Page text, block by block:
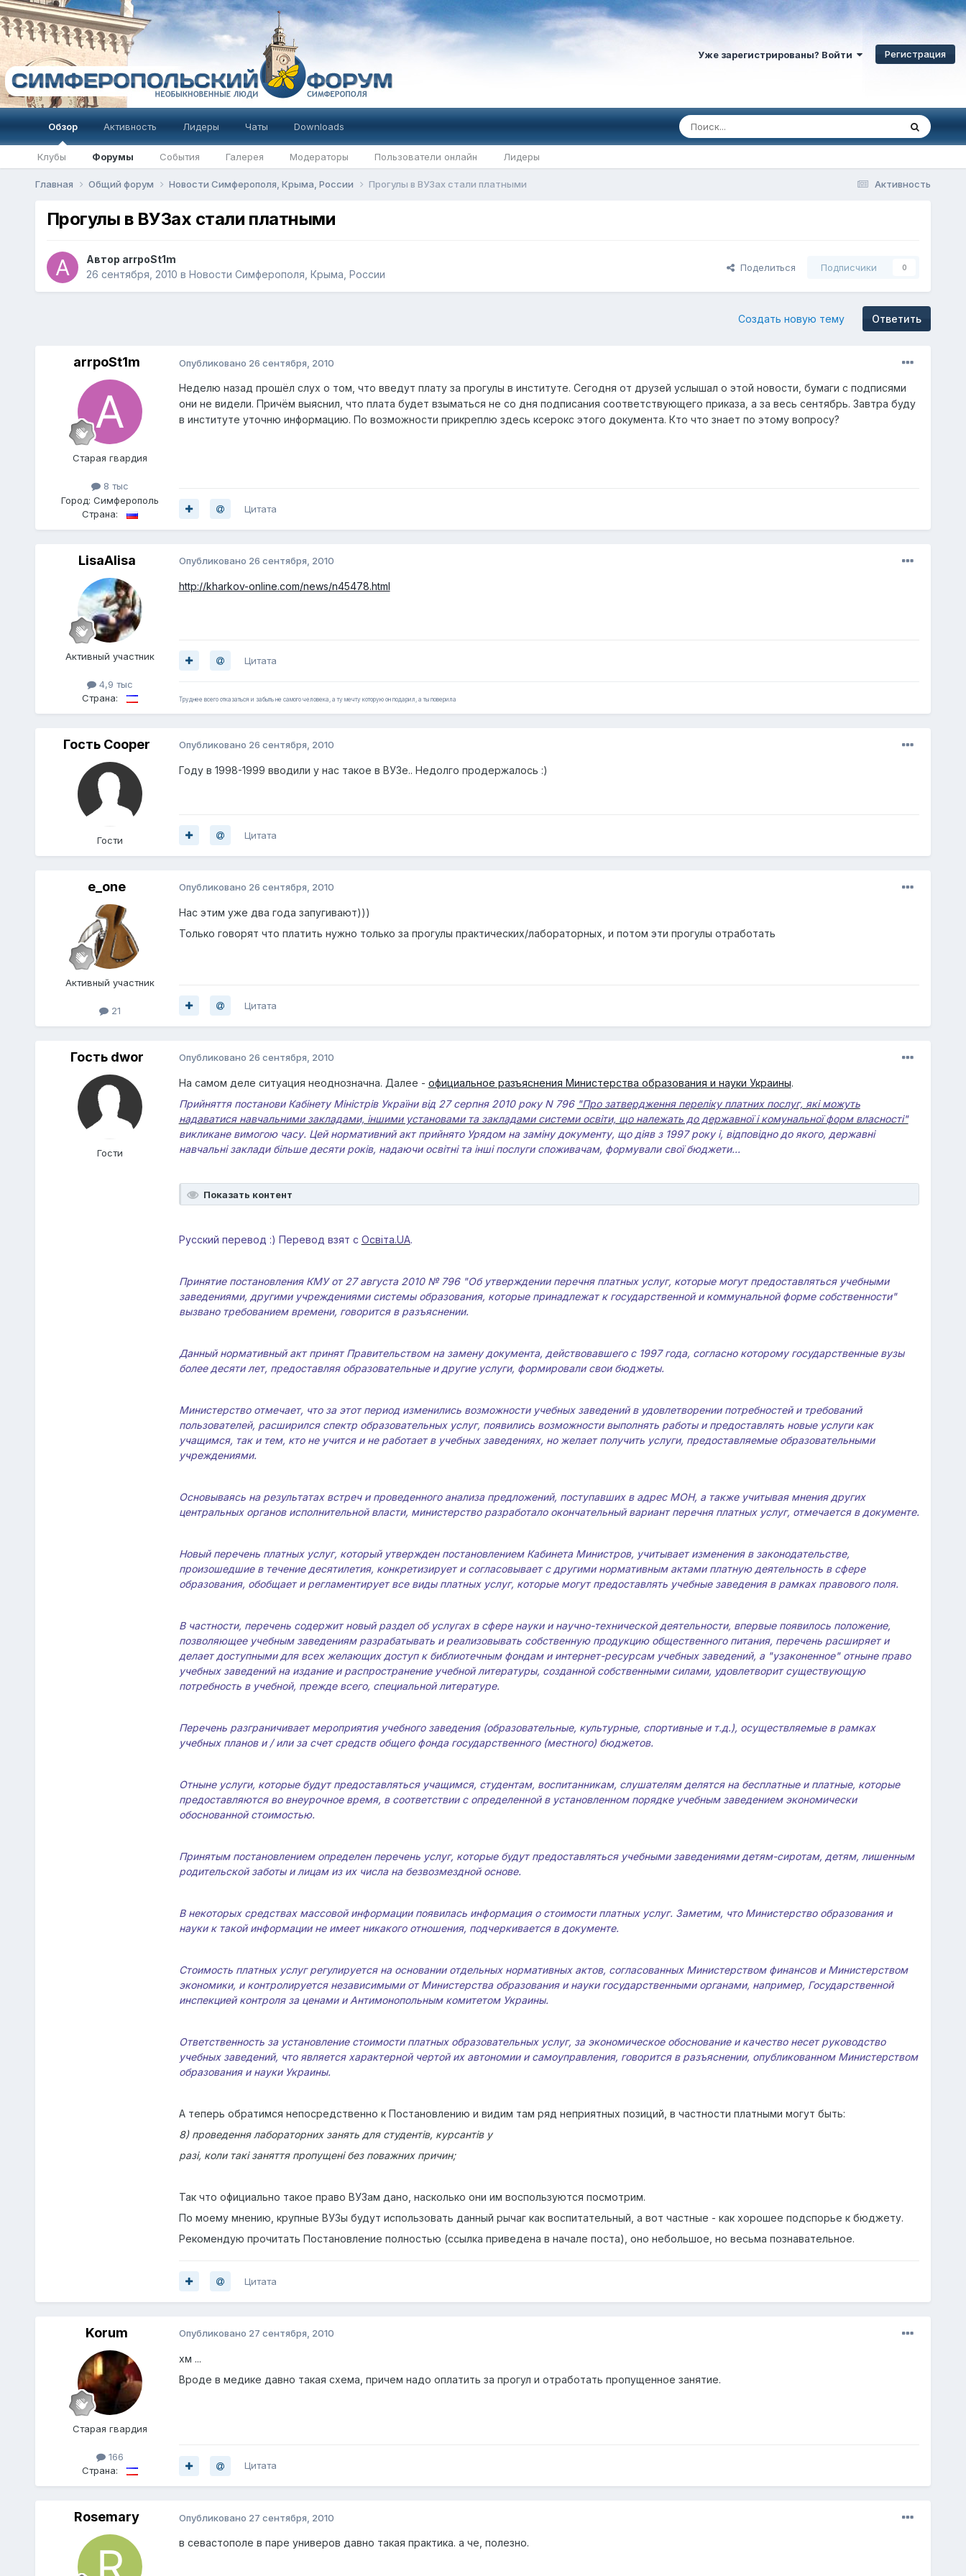
Уже зарегистрированы? Войти Регистрация
Обзор
Клубы Форумы События Галерея Модераторы Пользователи онлайн Лидеры
Активность Лидеры Чаты Downloads
Активность
Главная Общий форум Новости Симферополя, Крыма, России Прогулы в ВУЗах стали платными
Прогулы в ВУЗах стали платными
Автор arrpoSt1m
26 сентября, 2010 в Новости Симферополя, Крыма, России
Поделиться Подписчики 0
Ответить
Создать новую тему
arrpoSt1m
Старая гвардия
8 тыс
Город: Симферополь
Страна:
Опубликовано 26 сентября, 2010
Неделю назад прошёл слух о том, что введут плату за прогулы в институте. Сегодня от друзей услышал о этой новости, бумаги с подписями
они не видели. Причём выяснил, что плата будет взыматься не со дня подписания соответствующего приказа, а за весь сентябрь. Завтра буду
в институте уточню информацию. По возможности прикреплю здесь ксерокс этого документа. Кто что знает по этому вопросу?
Цитата
LisaAlisa
Активный участник
4,9 тыс
Страна:
Опубликовано 26 сентября, 2010
http://kharkov-online.com/news/n45478.html
Цитата
Труднее всего отказаться и забыть не самого человека, а ту мечту которую он подарил, а ты поверила
Гость Cooper
Гости
Опубликовано 26 сентября, 2010
Году в 1998-1999 вводили у нас такое в ВУЗе.. Недолго продержалось :)
Цитата
e_one
Активный участник
21
Опубликовано 26 сентября, 2010
Нас этим уже два года запугивают)))
Только говорят что платить нужно только за прогулы практических/лабораторных, и потом эти прогулы отработать
Цитата
Гость dwor
Гости
Опубликовано 26 сентября, 2010
На самом деле ситуация неоднозначна. Далее - официальное разъяснения Министерства образования и науки Украины.
Прийняття постанови Кабінету Міністрів України від 27 серпня 2010 року N 796 "Про затвердження переліку платних послуг, які можуть
надаватися навчальними закладами, іншими установами та закладами системи освіти, що належать до державної і комунальної форм власності"
викликане вимогою часу. Цей нормативний акт прийнято Урядом на заміну документу, що діяв з 1997 року і, відповідно до якого, державні
навчальні заклади більше десяти років, надаючи освітні та інші послуги споживачам, формували свої бюджети...
Показать контент
Русский перевод :) Перевод взят с Освіта.UA.
Принятие постановления КМУ от 27 августа 2010 № 796 "Об утверждении перечня платных услуг, которые могут предоставляться учебными
заведениями, другими учреждениями системы образования, которые принадлежат к государственной и коммунальной форме собственности"
вызвано требованием времени, говорится в разъяснении.
Данный нормативный акт принят Правительством на замену документа, действовавшего с 1997 года, согласно которому государственные вузы
более десяти лет, предоставляя образовательные и другие услуги, формировали свои бюджеты.
Министерство отмечает, что за этот период изменились возможности учебных заведений в удовлетворении потребностей и требований
пользователей, расширился спектр образовательных услуг, появились возможности выполнять работы и предоставлять новые услуги как
учащимся, так и тем, кто не учится и не работает в учебных заведениях, но желает получить услуги, предоставляемые образовательными
учреждениями.
Основываясь на результатах встреч и проведенного анализа предложений, поступавших в адрес МОН, а также учитывая мнения других
центральных органов исполнительной власти, министерство разработало окончательный вариант перечня платных услуг, отмечается в документе.
Новый перечень платных услуг, который утвержден постановлением Кабинета Министров, учитывает изменения в законодательстве,
произошедшие в течение десятилетия, конкретизирует и согласовывает с другими нормативным актами платную деятельность в сфере
образования, обобщает и регламентирует все виды платных услуг, которые могут предоставлять учебные заведения в рамках правового поля.
В частности, перечень содержит новый раздел об услугах в сфере науки и научно-технической деятельности, впервые появилось положение,
позволяющее учебным заведениям разрабатывать и реализовывать собственную продукцию общественного питания, перечень расширяет и
делает доступными для всех желающих доступ к библиотечным фондам и интернет-ресурсам учебных заведений, а "узаконенное" отныне право
учебных заведений на издание и распространение учебной литературы, созданной собственными силами, удовлетворит существующую
потребность в учебной, прежде всего, специальной литературе.
Перечень разграничивает мероприятия учебного заведения (образовательные, культурные, спортивные и т.д.), осуществляемые в рамках
учебных планов и / или за счет средств общего фонда государственного (местного) бюджетов.
Отныне услуги, которые будут предоставляться учащимся, студентам, воспитанникам, слушателям делятся на бесплатные и платные, которые
предоставляются во внеурочное время, в соответствии с определенной в установленном порядке учебным заведением экономически
обоснованной стоимостью.
Принятым постановлением определен перечень услуг, которые будут предоставляться учебными заведениями детям-сиротам, детям, лишенным
родительской заботы и лицам из их числа на безвозмездной основе.
В некоторых средствах массовой информации появилась информация о стоимости платных услуг. Заметим, что Министерство образования и
науки к такой информации не имеет никакого отношения, подчеркивается в документе.
Стоимость платных услуг регулируется на основании отдельных нормативных актов, согласованных Министерством финансов и Министерством
экономики, и контролируется независимыми от Министерства образования и науки государственными органами, например, Государственной
инспекцией контроля за ценами и Антимонопольным комитетом Украины.
Ответственность за установление стоимости платных образовательных услуг, за экономическое обоснование и качество несет руководство
учебных заведений, что является характерной чертой их автономии и самоуправления, говорится в разъяснении, опубликованном Министерством
образования и науки Украины.
А теперь обратимся непосредственно к Постановлению и видим там ряд неприятных позиций, в частности платными могут быть:
8) проведення лабораторних занять для студентів, курсантів у
разі, коли такі заняття пропущені без поважних причин;
Так что официально такое право ВУЗам дано, насколько они им воспользуются посмотрим.
По моему мнению, крупные ВУЗы будут использовать данный рычаг как воспитательный, а вот частные - как хорошее подспорье к бюджету.
Рекомендую прочитать Постановление полностью (ссылка приведена в начале поста), оно небольшое, но весьма познавательное.
Цитата
Korum
Старая гвардия
166
Страна:
Опубликовано 27 сентября, 2010
хм ...
Вроде в медике давно такая схема, причем надо оплатить за прогул и отработать пропущенное занятие.
Цитата
Rosemary Опубликовано 27 сентября, 2010
в севастополе в паре универов давно такая практика. а че, полезно.